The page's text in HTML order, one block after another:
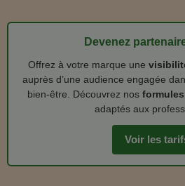
Devenez
Offrez à votre marque une
auprès d’une audience engagée
bien‑être. Découvrez nos
adaptés aux
Voir les